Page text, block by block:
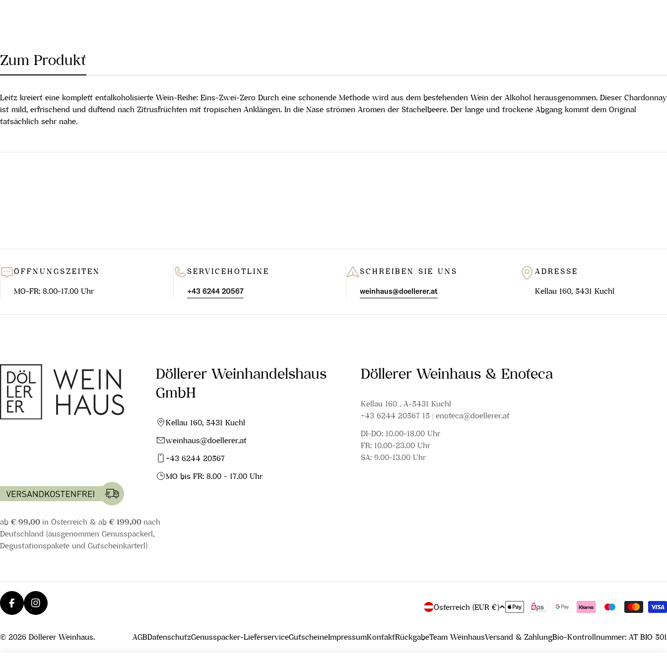
Zum Produkt
Leitz kreiert eine komplett entalkoholisierte Wein-Reihe: Eins-Zwei-Zero Durch eine schonende Methode wird aus dem bestehenden Wein der Alkohol herausgenommen. Dieser Chardonnay
ist mild, erfrischend und duftend nach Zitrusfrüchten mit tropischen Anklängen. In die Nase strömen Aromen der Stachelbeere. Der lange und trockene Abgang kommt dem Original
tatsächlich sehr nahe.
ÖFFNUNGSZEITEN
MO-FR: 8.00-17.00 Uhr
SERVICEHOTLINE
+43 6244 20567
SCHREIBEN SIE UNS
weinhaus@doellerer.at
ADRESSE
Kellau 160, 5431 Kuchl
Döllerer Weinhandelshaus
GmbH
Kellau 160, 5431 Kuchl
weinhaus@doellerer.at
+43 6244 20567
MO bis FR: 8.00 - 17.00 Uhr
Döllerer Weinhaus & Enoteca
Kellau 160 . A-5431 Kuchl
+43 6244 20567 15 | enoteca@doellerer.at
DI-DO: 10.00-18.00 Uhr
FR: 10.00-23.00 Uhr
SA: 9.00-13.00 Uhr
ab € 99,00 in Österreich & ab € 199,00 nach
Deutschland (ausgenommen Genusspackerl,
Degustationspakete und Gutscheinkarterl)
L
a
Österreich (EUR €) Zahlungsmethoden
FacebookInstagram
© 2026 Döllerer Weinhaus. AGBDatenschutzGenusspacker-LieferserviceGutscheineImpressumKontaktRückgabeTeam WeinhausVersand & ZahlungBio-Kontrollnummer: AT BIO 501